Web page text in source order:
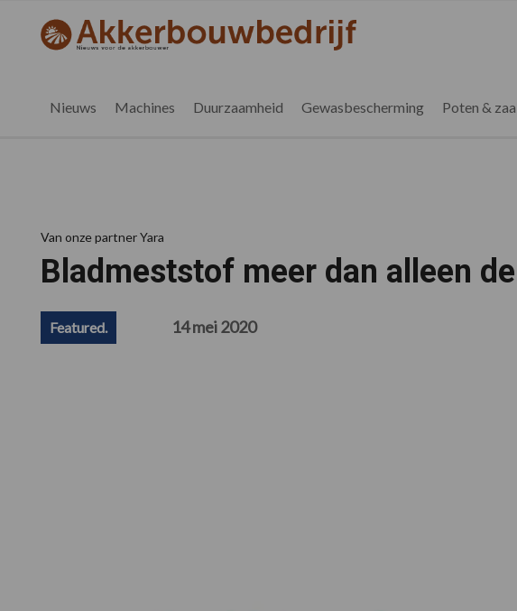
hoofdnavigatie
eerste
voettekst
akkerbouwbedrijf.be
Nieuws
Nieuws Machines Duurzaamheid Gewasbescherming Poten &
Van onze partner Yara
Bladmeststof meer dan alleen
Featured. 14 mei 2020